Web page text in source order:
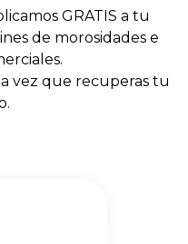
GRATIS a tu
de morosidades e
vez que recuperas tu